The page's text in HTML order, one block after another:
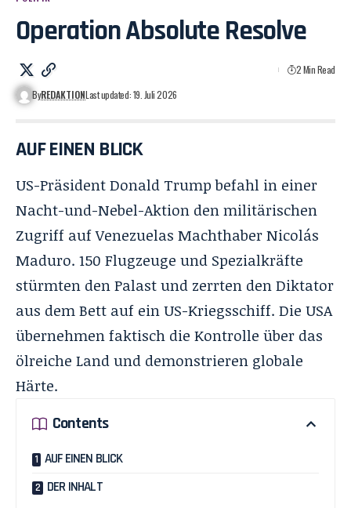
Operation Absolute Resolve
ByREDAKTIONLast updated: 19. Juli 2026
2 Min Read
AUF EINEN BLICK
US-Präsident Donald Trump befahl in einer
Nacht-und-Nebel-Aktion den militärischen
Zugriff auf Venezuelas Machthaber Nicolás
Maduro. 150 Flugzeuge und Spezialkräfte
stürmten den Palast und zerrten den Diktator
aus dem Bett auf ein US-Kriegsschiff. Die USA
übernehmen faktisch die Kontrolle über das
ölreiche Land und demonstrieren globale
Härte.
Contents
AUF EINEN BLICK
DER INHALT